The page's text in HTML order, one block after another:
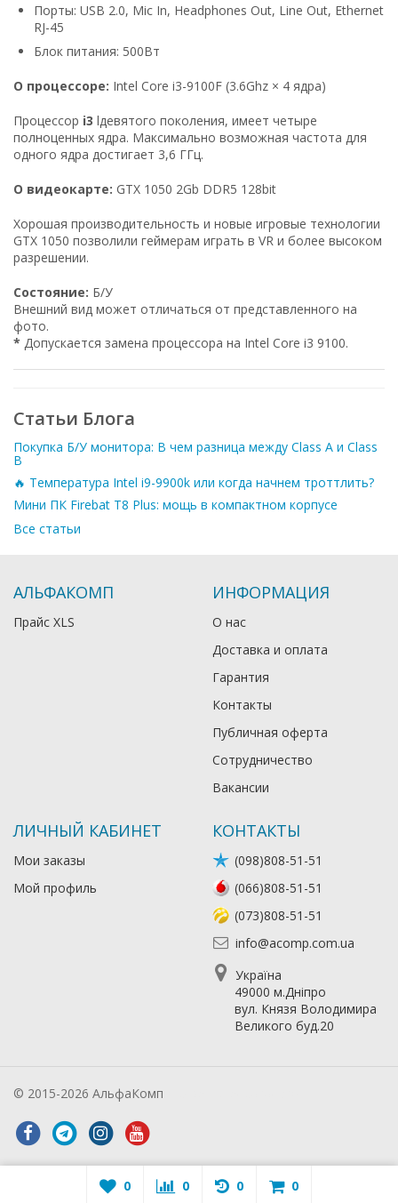
Порты: USB 2.0, Mic In, Headphones Out, Line Out, Ethernet
RJ-45
Блок питания: 500Вт
О процессоре: Intel Core i3-9100F (3.6Ghz × 4 ядра)
Процессор i3 lдевятого поколения, имеет четыре
полноценных ядра. Максимально возможная частота для
одного ядра достигает 3,6 ГГц.
О видеокарте: GTX 1050 2Gb DDR5 128bit
Хорошая производительность и новые игровые технологии
GTX 1050 позволили геймерам играть в VR и более высоком
разрешении.
Состояние: Б/У
Внешний вид может отличаться от представленного на
фото.
* Допускается замена процессора на Intel Core i3 9100.
Статьи Блога
Покупка Б/У монитора: В чем разница между Class A и Class
B
🔥 Температура Intel i9-9900k или когда начнем троттлить?
Мини ПК Firebat T8 Plus: мощь в компактном корпусе
Все статьи
АЛЬФАКОМП
Прайс XLS
ИНФОРМАЦИЯ
О нас
Доставка и оплата
Гарантия
Контакты
Публичная оферта
Сотрудничество
Вакансии
ЛИЧНЫЙ КАБИНЕТ
Мои заказы
Мой профиль
КОНТАКТЫ
(098)808-51-51
(066)808-51-51
(073)808-51-51
info@acomp.com.ua
Україна
49000 м.Дніпро
вул. Князя Володимира
Великого буд.20
© 2015-2026 АльфаКомп
0 0 0 0